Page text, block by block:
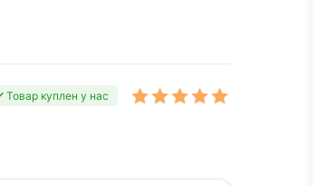
Товар куплен у нас